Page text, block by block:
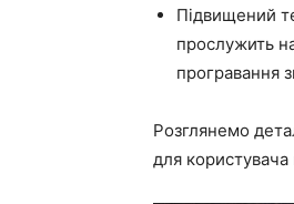
Підвищений
прослужить
програвання
Розглянемо
для користувача